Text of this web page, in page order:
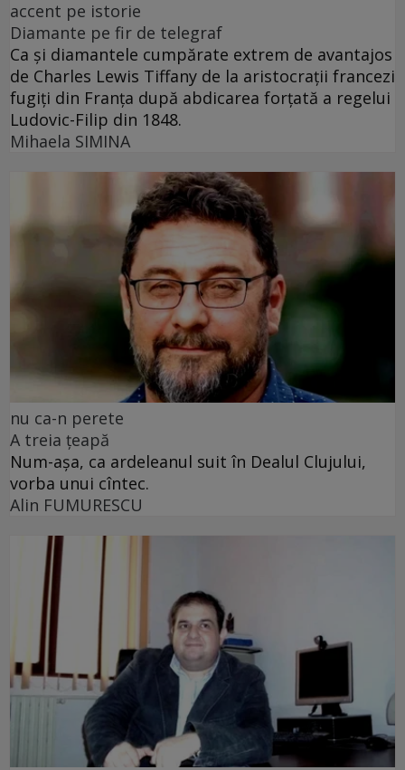
accent pe istorie
Diamante pe fir de telegraf
Ca și diamantele cumpărate extrem de avantajos
de Charles Lewis Tiffany de la aristocrații francezi
fugiți din Franța după abdicarea forțată a regelui
Ludovic-Filip din 1848.
Mihaela SIMINA
nu ca-n perete
A treia țeapă
Num-așa, ca ardeleanul suit în Dealul Clujului,
vorba unui cîntec.
Alin FUMURESCU